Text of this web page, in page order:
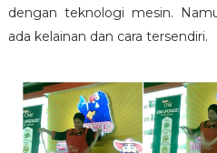
dengan teknologi mesin.
ada kelainan dan cara tersendiri.